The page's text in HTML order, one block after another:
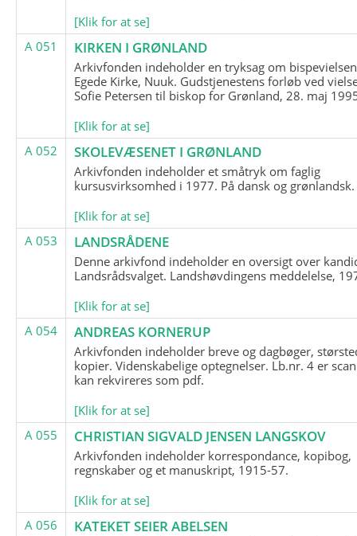
[Klik for at se]
A 051
KIRKEN I GRØNLAND
Arkivfonden indeholder en tryksag om
Egede Kirke, Nuuk. Gudstjenestens forløb ved
Sofie Petersen til biskop for Grønland, 28. maj
[Klik for at se]
A 052
SKOLEVÆSENET I GRØNLAND
Arkivfonden indeholder et småtryk om faglig
kursusvirksomhed i 1977. På dansk og grønlandsk.
[Klik for at se]
A 053
LANDSRÅDENE
Denne arkivfond indeholder en oversigt over
Landsrådsvalget. Landshøvdingens meddelelse,
[Klik for at se]
A 054
ANDREAS KORNERUP
Arkivfonden indeholder breve og dagbøger,
kopier. Videnskabelige optegnelser. Lb.nr. 4 er
kan rekvireres som pdf.
[Klik for at se]
A 055
CHRISTIAN SIGVALD JENSEN LANGSKOV
Arkivfonden indeholder korrespondance, kopibog,
regnskaber og et manuskript, 1915-57.
[Klik for at se]
A 056
KATEKET SEIER ABELSEN